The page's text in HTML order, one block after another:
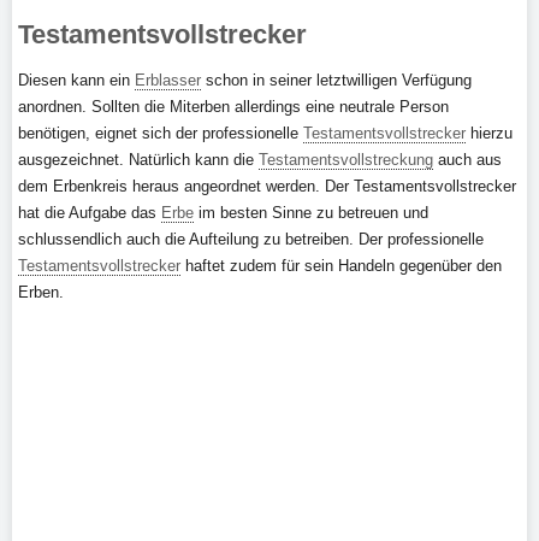
Testamentsvollstrecker
Diesen kann ein Erblasser schon in seiner letztwilligen Verfügung
anordnen. Sollten die Miterben allerdings eine neutrale Person
benötigen, eignet sich der professionelle Testamentsvollstrecker hierzu
ausgezeichnet. Natürlich kann die Testamentsvollstreckung auch aus
dem Erbenkreis heraus angeordnet werden. Der Testamentsvollstrecker
hat die Aufgabe das Erbe im besten Sinne zu betreuen und
schlussendlich auch die Aufteilung zu betreiben. Der professionelle
Testamentsvollstrecker haftet zudem für sein Handeln gegenüber den
Erben.